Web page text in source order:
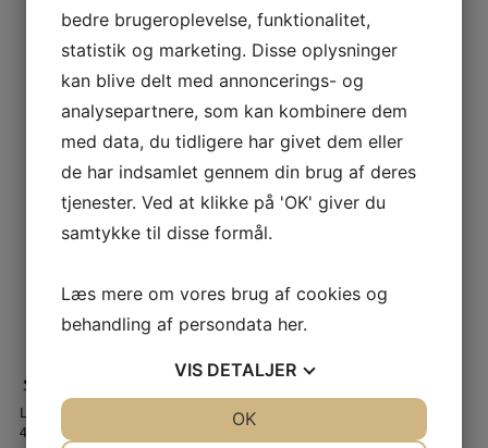
INDLÆGSNAVIGATION
Lindstrømsvej 2
4941 Bandholm
bedre brugeroplevelse, funktionalitet,
statistik og marketing. Disse oplysninger
kan blive delt med annoncerings- og
analysepartnere, som kan kombinere dem
med data, du tidligere har givet dem eller
de har indsamlet gennem din brug af deres
tjenester. Ved at klikke på 'OK' giver du
samtykke til disse formål.
Læs mere om vores brug af cookies og
behandling af persondata her.
VIS DETALJER
OK